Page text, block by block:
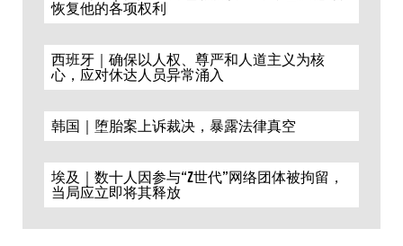
恢复他的各项权利
西班牙｜确保以人权、尊严和人道主义为核
心，应对休达人员异常涌入
韩国｜堕胎案上诉裁决，暴露法律真空
埃及｜数十人因参与“Z世代”网络团体被拘留，
当局应立即将其释放